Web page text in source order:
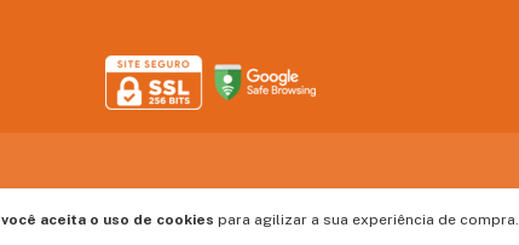
você aceita o uso de cookies para agilizar a sua experiência de compra.